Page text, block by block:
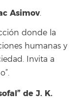
Asimov.
donde la
humanas y
Invita a
de J. K.